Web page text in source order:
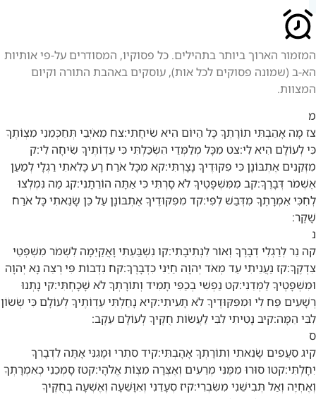
המזמור הארוך ביותר בתהילים. כל פסוקיו, המסודרים על-פי אותיות
הא-ב (שמונה פסוקים לכל אות), עוסקים באהבת התורה וקיום
המצוות.
מ
צז מָה אָהַבְתִּי תוֹרָתֶךָ כָּל הַיּוֹם הִיא שִׂיחָתִי:צח מֵאֹיְבַי תְּחַכְּמֵנִי מִצְוֹתֶךָ
כִּי לְעוֹלָם הִיא לִי:צט מִכָּל מְלַמְּדַי הִשְׂכַּלְתִּי כִּי עֵדְוֹתֶיךָ שִׂיחָה לִי:ק
מִזְּקֵנִים אֶתְבּוֹנָן כִּי פִקּוּדֶיךָ נָצָרְתִּי:קא מִכָּל אֹרַח רָע כָּלִאתִי רַגְלָי לְמַעַן
אֶשְׁמֹר דְּבָרֶךָ:קב מִמִּשְׁפָּטֶיךָ לֹא סָרְתִּי כִּי אַתָּה הוֹרֵתָנִי:קג מַה נִּמְלְצוּ
לְחִכִּי אִמְרָתֶךָ מִדְּבַשׁ לְפִי:קד מִפִּקּוּדֶיךָ אֶתְבּוֹנָן עַל כֵּן שָׂנֵאתִי כָּל אֹרַח
שָׁקֶר:
נ
קה נֵר לְרַגְלִי דְבָרֶךָ וְאוֹר לִנְתִיבָתִי:קו נִשְׁבַּעְתִּי וָאֲקַיֵּמָה לִשְׁמֹר מִשְׁפְּטֵי
צִדְקֶךָ:קז נַעֲנֵיתִי עַד מְאֹד יְהוָה חַיֵּנִי כִדְבָרֶךָ:קח נִדְבוֹת פִּי רְצֵה נָא יְהוָה
וּמִשְׁפָּטֶיךָ לַמְּדֵנִי:קט נַפְשִׁי בְכַפִּי תָמִיד וְתוֹרָתְךָ לֹא שָׁכָחְתִּי:קי נָתְנוּ
רְשָׁעִים פַּח לִי וּמִפִּקּוּדֶיךָ לֹא תָעִיתִי:קיא נָחַלְתִּי עֵדְוֹתֶיךָ לְעוֹלָם כִּי שְׂשׂוֹן
לִבִּי הֵמָּה:קיב נָטִיתִי לִבִּי לַעֲשׂוֹת חֻקֶּיךָ לְעוֹלָם עֵקֶב:
ס
קיגסֵעֲפִים שָׂנֵאתִי וְתוֹרָתְךָ אָהָבְתִּי:קידסִתְרִי וּמָגִנִּי אָתָּה לִדְבָרְךָ
יִחָלְתִּי:קטוסוּרוּ מִמֶּנִּי מְרֵעִים וְאֶצְּרָה מִצְוֹת אֱלֹהָי:קטזסָמְכֵנִי כְאִמְרָתְךָ
וְאֶחְיֶה וְאַל תְּבִישֵׁנִי מִשִּׂבְרִי:קיזסְעָדֵנִי וְאִוָּשֵׁעָה וְאֶשְׁעָה בְחֻקֶּיךָ